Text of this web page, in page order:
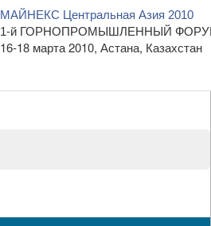
МАЙНЕКС Центральная Азия 2010
1-й ГОРНОПРОМЫШЛЕННЫЙ
16-18 марта 2010, Астана, Казахстан